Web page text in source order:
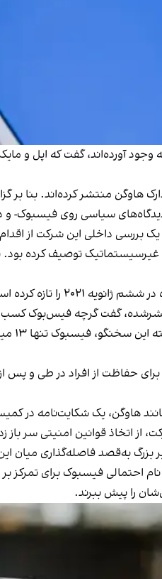
آورده‌اند، گفت که اپل و
هاوگن منتشر کرده‌اند. بنا
۲۰۲۰ آمریکا، ده درصد تمامی
داخلی این شرکت از اقدام‌
غیرسیستماتیک توصیف کرده
را تازه کرده است.
گفت گرچه فیس‌بوک
هاوگن، یک شکایت‌نامه در
از اتخاذ قوانین امنیتی سر باز
بزرگ به‌قصد فاصله‌گذاری
نام احتمالی فیسبوک برای
را پیش ببرند.